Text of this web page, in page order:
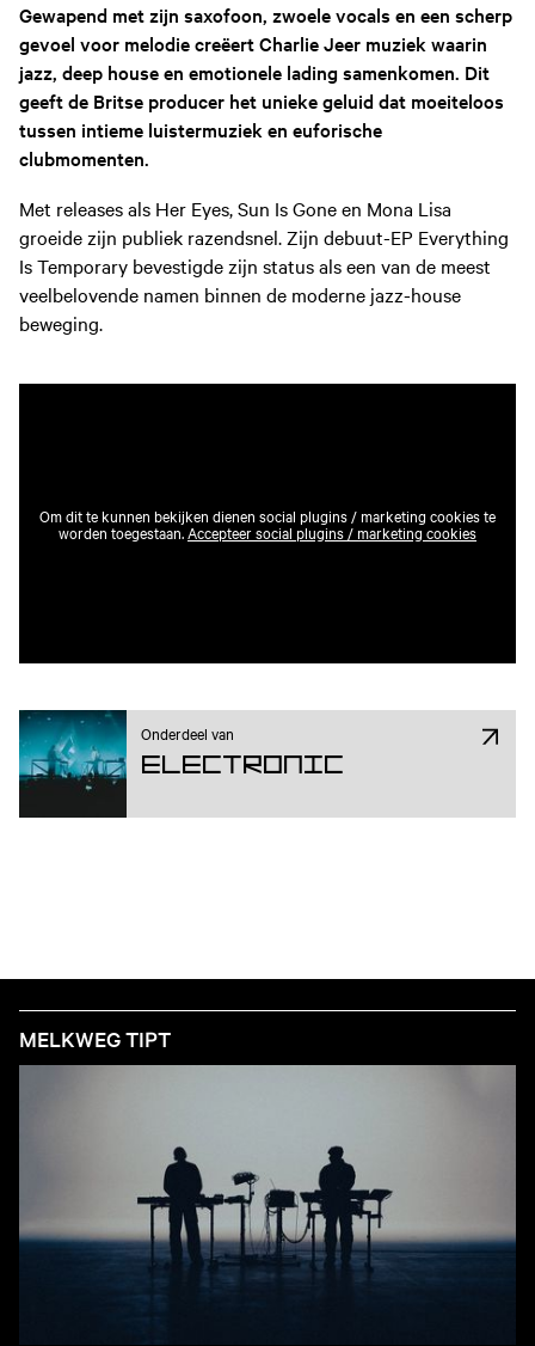
Gewapend met zijn saxofoon, zwoele vocals en een scherp
gevoel voor melodie creëert Charlie Jeer muziek waarin
jazz, deep house en emotionele lading samenkomen. Dit
geeft de Britse producer het unieke geluid dat moeiteloos
tussen intieme luistermuziek en euforische
clubmomenten.
Met releases als Her Eyes, Sun Is Gone en Mona Lisa
groeide zijn publiek razendsnel. Zijn debuut-EP Everything
Is Temporary bevestigde zijn status als een van de meest
veelbelovende namen binnen de moderne jazz-house
beweging.
Om dit te kunnen bekijken dienen social plugins / marketing cookies te
worden toegestaan.Accepteer social plugins / marketing cookies
Onderdeel van
Electronic
MELKWEG TIPT